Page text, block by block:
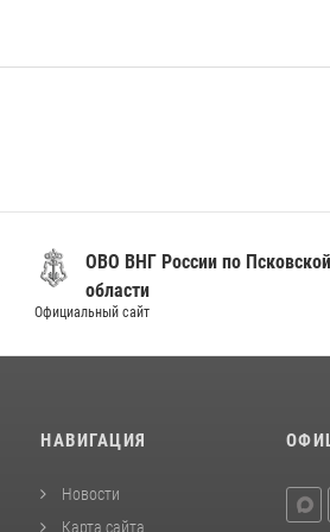
ОВО ВНГ России по Псковской
области
Официальный сайт
НАВИГАЦИЯ
Новости
Карта сайта